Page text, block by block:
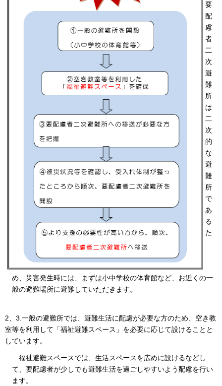
要
配
慮
者
二
次
避
難
所
は
二
次
的
な
避
難
所
で
あ
る
た
め、災害発生時には、まずは小中学校の体育館など、お近くの一
般の避難場所に避難していただきます。
2、3.一般の避難所では、避難生活に配慮が必要な方のため、空き教
室等を利用して「福祉避難スペース」を必要に応じて設けることと
しています。
福祉避難スペースでは、生活スペースを広めに設けるなどし
て、要配慮者が少しでも避難生活を過ごしやすいよう配慮を行い
ます。